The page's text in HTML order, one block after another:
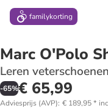
familykorting
Marc O'Polo
Leren
-65%€ 65,99
Adviesprijs (AVP): € 189,95*